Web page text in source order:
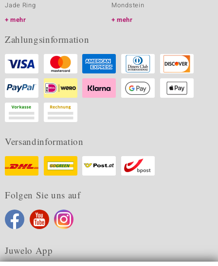
Jade Ring
mehr
Mondstein
mehr
Zahlungsinformation
Versandinformation
Folgen Sie uns auf
Juwelo App